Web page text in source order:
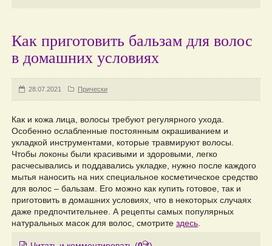
Как приготовить бальзам для волос
в домашних условиях
28.07.2021 Прически
Как и кожа лица, волосы требуют регулярного ухода.
Особенно ослабленные постоянным окрашиванием и
укладкой инструментами, которые травмируют волосы.
Чтобы локоны были красивыми и здоровыми, легко
расчесывались и поддавались укладке, нужно после каждого
мытья наносить на них специальное косметическое средство
для волос – бальзам. Его можно как купить готовое, так и
приготовить в домашних условиях, что в некоторых случаях
даже предпочтительнее. А рецепты самых популярных
натуральных масок для волос, смотрите здесь.